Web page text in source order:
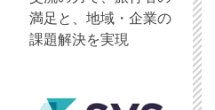
満足と、地域・企業の
課題解決を実現